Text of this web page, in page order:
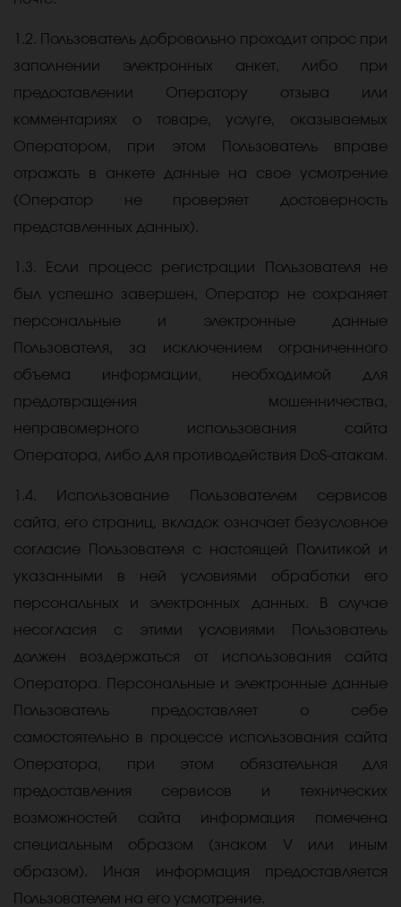
1.2. Пользователь добровольно проходит опрос при
заполнении электронных анкет, либо при
предоставлении Оператору отзыва или
комментариях о товаре, услуге, оказываемых
Оператором, при этом Пользователь вправе
отражать в анкете данные на свое усмотрение
(Оператор не проверяет достоверность
представленных данных).
1.3. Если процесс регистрации Пользователя не
был успешно завершен, Оператор не сохраняет
персональные и электронные данные
Пользователя, за исключением ограниченного
объема информации, необходимой для
предотвращения мошенничества,
неправомерного использования сайта
Оператора, либо для противодействия
DoS-атакам.
1.4. Использование Пользователем сервисов
сайта, его страниц, вкладок означает безусловное
согласие Пользователя с настоящей Политикой и
указанными в ней условиями обработки его
персональных и электронных данных. В случае
несогласия с этими условиями Пользователь
должен воздержаться от использования сайта
Оператора. Персональные и электронные данные
Пользователь предоставляет о себе
самостоятельно в процессе использования сайта
Оператора, при этом обязательная для
предоставления сервисов и технических
возможностей сайта информация помечена
специальным образом (знаком V или иным
образом). Иная информация предоставляется
Пользователем на его усмотрение.